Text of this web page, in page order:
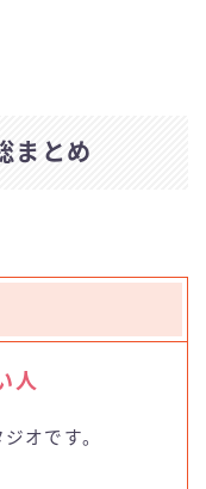
まとめ
人
オです。